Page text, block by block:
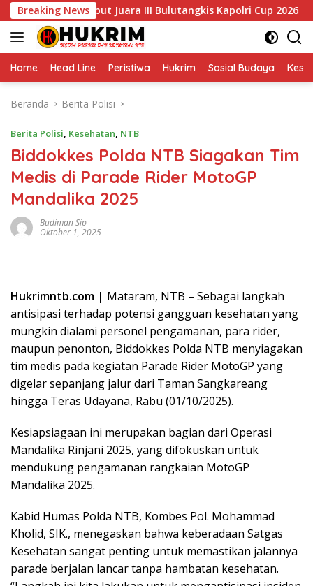
Langsung
ke
konten
Breaking News
NTB Rebut Juara III Bulutangkis Kapolri Cup 2026
Home Head Line Peristiwa Hukrim Sosial Budaya
Beranda Berita Polisi
Berita Polisi, Kesehatan, NTB
Biddokkes Polda NTB Siagakan Tim
Medis di Parade Rider MotoGP
Mandalika 2025
Budiman Sip
Oktober 1, 2025
Hukrimntb.com | Mataram, NTB – Sebagai langkah
antisipasi terhadap potensi gangguan kesehatan yang
mungkin dialami personel pengamanan, para rider,
maupun penonton, Biddokkes Polda NTB menyiagakan
tim medis pada kegiatan Parade Rider MotoGP yang
digelar sepanjang jalur dari Taman Sangkareang
hingga Teras Udayana, Rabu (01/10/2025).
Kesiapsiagaan ini merupakan bagian dari Operasi
Mandalika Rinjani 2025, yang difokuskan untuk
mendukung pengamanan rangkaian MotoGP
Mandalika 2025.
Kabid Humas Polda NTB, Kombes Pol. Mohammad
Kholid, SIK., menegaskan bahwa keberadaan Satgas
Kesehatan sangat penting untuk memastikan jalannya
parade berjalan lancar tanpa hambatan kesehatan.